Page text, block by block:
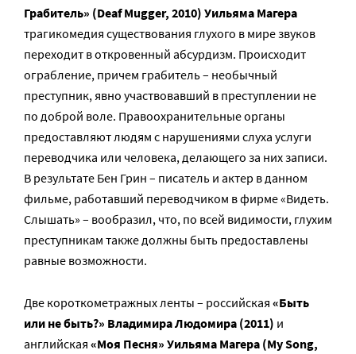
Грабитель» (Deaf Mugger, 2010) Уильяма Магера
трагикомедия существования глухого в мире звуков
переходит в откровенный абсурдизм. Происходит
ограбление, причем грабитель – необычный
преступник, явно участвовавший в преступлении не
по доброй воле. Правоохранительные органы
предоставляют людям с нарушениями слуха услуги
переводчика или человека, делающего за них записи.
В результате Бен Грин – писатель и актер в данном
фильме, работавший переводчиком в фирме «Видеть.
Слышать» – вообразил, что, по всей видимости, глухим
преступникам также должны быть предоставлены
равные возможности.
Две короткометражных ленты – российская «Быть
или не быть?» Владимира Людомира (2011) и
английская «Моя Песня» Уильяма Магера (My Song,